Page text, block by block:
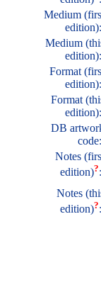
Medium
edition):
Medium
edition):
Format
edition):
Format
edition):
DB
code:
Notes
edition)?:
Notes
edition)?: